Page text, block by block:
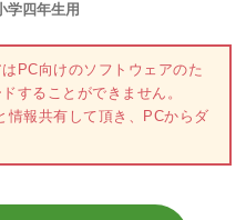
学四年生用
PC向けのソフトウェアのた
することができません。
情報共有して頂き、PCからダ